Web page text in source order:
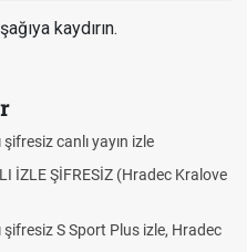
kaydırın.
izle
Kralove
izle, Hradec
Hradec
Hradec
Trivela Nedir?